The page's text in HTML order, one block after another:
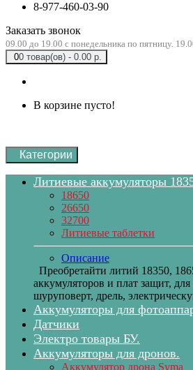
8-977-460-03-90
Заказать звонок
09.00 до 19.00 с понедельника по пятницу.
00 товар(ов) - 0.00 р.
В корзине пусто!
Категории
Литиевые аккумуляторы
18650
26650
32700
Литиевые таблетки
Описание
Преобретайти литий 18350,
аккумуляторов и плат защит,
шуруповерт, дрель,
Аккумуляторы для
Датчики
Электро товары БУ.
Аккумуляторы для дронов.
Аккумулятор дрона Syma